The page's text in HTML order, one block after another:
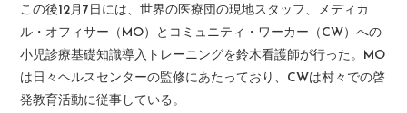
この後12月7日には、世界の医療団の現地スタッフ、メディカ
ル・オフィサー（MO）とコミュニティ・ワーカー（CW）への
小児診療基礎知識導入トレーニングを鈴木看護師が行った。MO
は日々ヘルスセンターの監修にあたっており、CWは村々での啓
発教育活動に従事している。